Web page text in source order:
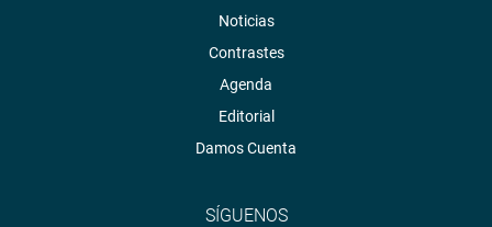
Noticias
Contrastes
Agenda
Editorial
Damos Cuenta
SÍGUENOS